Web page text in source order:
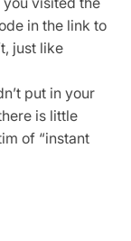
in the link to
just like
put in your
is little
of “instant